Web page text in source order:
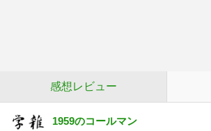
感想レビュー
1959のコールマン